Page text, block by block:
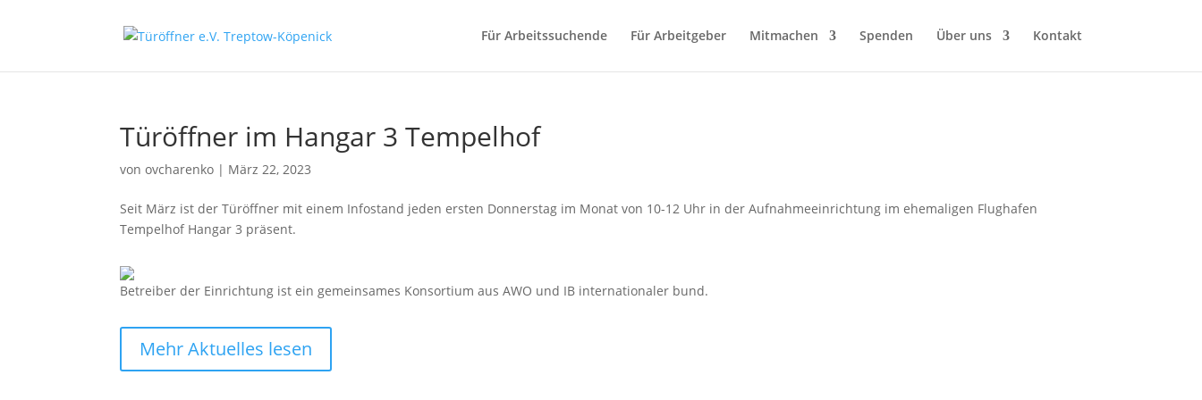
Für Arbeitssuchende Für Arbeitgeber Mitmachen Spenden Über uns Kontakt
Türöffner im Hangar 3 Tempelhof
vonovcharenko | März 22, 2023
Seit März ist der Türöffner mit einem Infostand jeden ersten Donnerstag im Monat von 10-12 Uhr in der Aufnahmeeinrichtung im ehemaligen Flughafen
Tempelhof Hangar 3 präsent.
Betreiber der Einrichtung ist ein gemeinsames Konsortium aus AWO und IB internationaler bund.
Mehr Aktuelles lesen